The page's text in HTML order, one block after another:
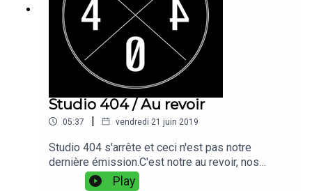
Rejoignez-nous :
Sur le twitter de Qualiter : @ dequaliter
Sur le twitter de Studio 404 :
Studio404(goo.gl/Zt3W3M)
Vous pouvez également soutenir Qualiter en participant
à notre patreon : goo.gl/G9t7De
Studio 404 / Au revoir
05:37 | vendredi 21 juin 2019
Studio 404 s'arrête et ceci n'est pas notre
dernière émission.C'est notre au revoir, nos
excuses, nos explications et nos remerciements
Play